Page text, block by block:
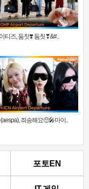
티즈, 둠칫❣️ 둠칫❣&#..
죄송해요🥺🎤마이..
포토EN